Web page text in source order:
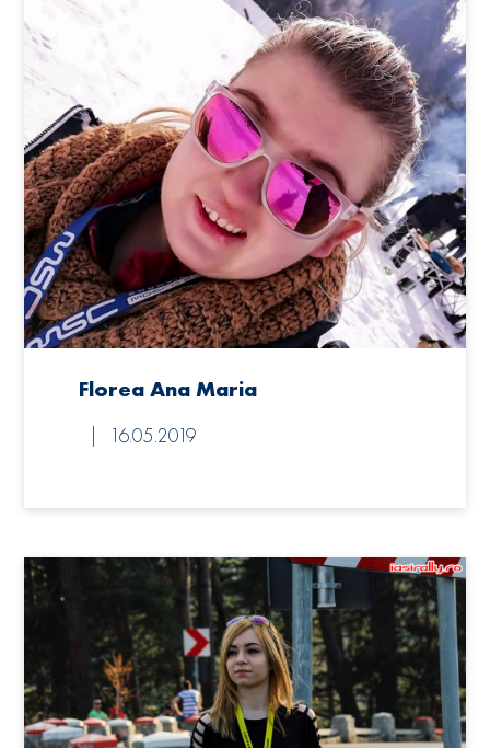
Florea Ana Maria
16.05.2019